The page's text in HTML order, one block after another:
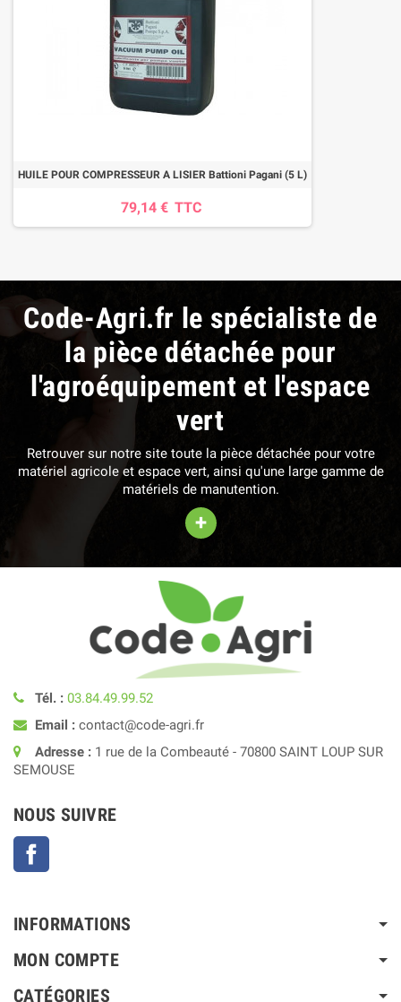
HUILE POUR COMPRESSEUR A LISIER Battioni Pagani (5 L)
79,14 € TTC
Code-Agri.fr le spécialiste de
la pièce détachée pour
l'agroéquipement et l'espace
vert
Retrouver sur notre site toute la pièce détachée pour votre
matériel agricole et espace vert, ainsi qu'une large gamme de
matériels de manutention.
+
Tél. : 03.84.49.99.52
Email : contact@code-agri.fr
Adresse : 1 rue de la Combeauté - 70800 SAINT LOUP SUR
SEMOUSE
NOUS SUIVRE
INFORMATIONS
MON COMPTE
CATÉGORIES